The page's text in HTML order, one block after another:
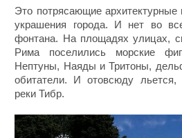
Это потрясающие архитектурные
украшения города. И нет во
фонтана. На площадях улицах,
Рима поселились морские
Нептуны, Наяды и Тритоны,
обитатели. И отовсюду льется,
реки Тибр.